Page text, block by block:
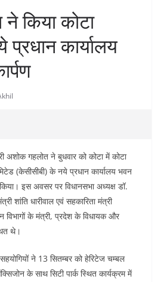
किया कोटा
प्रधान कार्यालय
अशोक गहलोत ने बुधवार को कोटा में कोटा
(केसीसीबी) के नये प्रधान कार्यालय भवन
इस अवसर पर विधानसभा अध्यक्ष डॉ.
शांति धारीवाल एवं सहकारिता मंत्री
विभागों के मंत्री, प्रदेश के विधायक और
थे।
ने 13 सितम्बर को हेरिटेज चम्बल
के साथ सिटी पार्क स्थित कार्यक्रम में